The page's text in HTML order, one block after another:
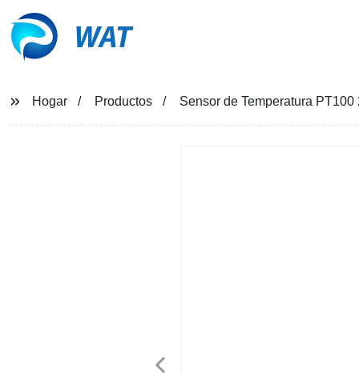
WAT
Hogar Productos Sensor de Temperatura